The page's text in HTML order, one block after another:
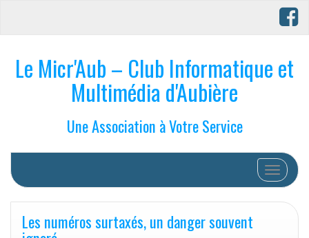
Le Micr'Aub – Club Informatique et
Multimédia d'Aubière
Une Association à Votre Service
Afficher/
Les numéros surtaxés, un danger souvent